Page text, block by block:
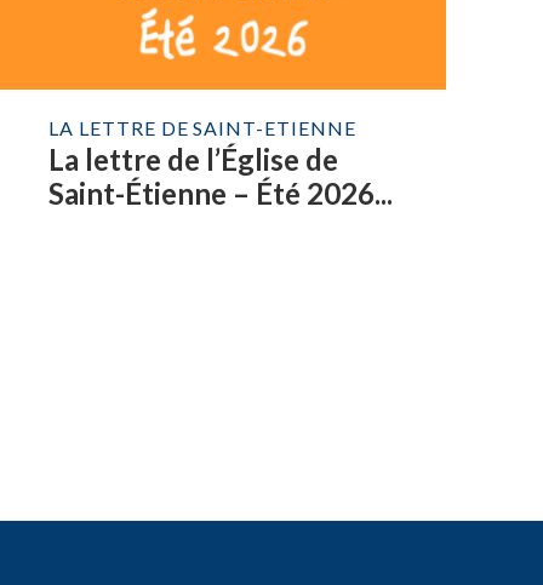
LA LETTRE DE SAINT-ETIENNE
La lettre de l’Église de
Saint-Étienne – Été 2026...